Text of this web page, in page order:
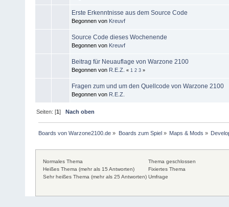
Erste Erkenntnisse aus dem Source Code
Begonnen von Kreuvf
Source Code dieses Wochenende
Begonnen von Kreuvf
Beitrag für Neuauflage von Warzone 2100
Begonnen von R.E.Z. « 1 2 3 »
Fragen zum und um den Quellcode von Warzone 2100
Begonnen von R.E.Z.
Seiten: [1]Nach oben
Boards von Warzone2100.de » Boards zum Spiel» Maps & Mods »
Normales Thema
Heißes Thema (mehr als 15 Antworten)
Sehr heißes Thema (mehr als 25 Antworten)
Thema geschlossen
Fixiertes Thema
Umfrage